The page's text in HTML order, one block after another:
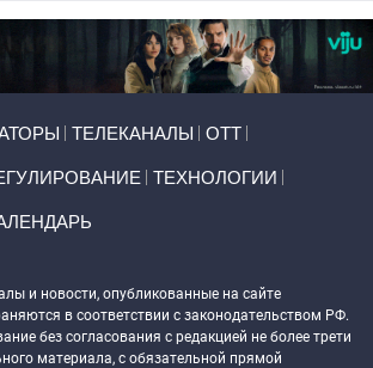
ТЕЛЕКАНАЛЫ ОТТ
ТЕХНОЛОГИИ
и новости, опубликованные на сайте
в соответствии с законодательством РФ.
без согласования с редакцией не более трети
материала, с обязательной прямой